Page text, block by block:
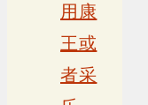
用康
王或
者采